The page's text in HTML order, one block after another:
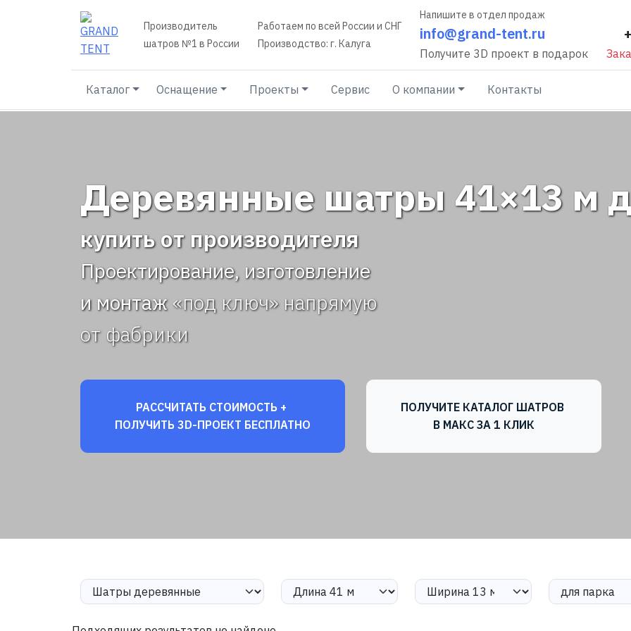
Производитель
шатров №1 в России
Работаем по всей России и СНГ
Производство: г. Калуга
Напишите в отдел продаж
info@grand-tent.ru
Получите 3D проект в подарок
Каталог Оснащение Проекты Сервис О компании Контакты
Деревянные шатры 41×13 м
купить от производителя
Проектирование, изготовление
и монтаж«под ключ» напрямую
от фабрики
РАССЧИТАТЬ СТОИМОСТЬ +
ПОЛУЧИТЬ 3D-ПРОЕКТ БЕСПЛАТНО
ПОЛУЧИТЕ КАТАЛОГ ШАТРОВ
В МАКС ЗА 1 КЛИК